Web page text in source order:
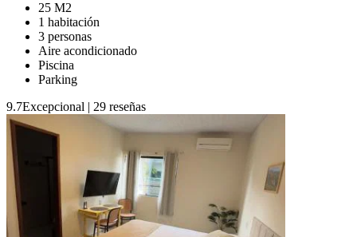
25 M2
1 habitación
3 personas
Aire acondicionado
Piscina
Parking
9.7Excepcional | 29 reseñas